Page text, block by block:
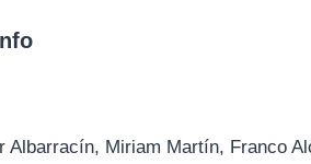
Albarracín, Miriam Martín, Franco